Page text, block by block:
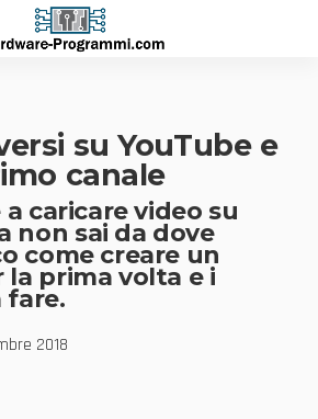
su YouTube e
canale
caricare video su
non sai da dove
come creare un
prima volta e i
fare.
2018